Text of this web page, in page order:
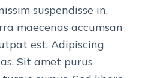
suspendisse in.
maecenas accumsan
est. Adipiscing
Sit amet purus